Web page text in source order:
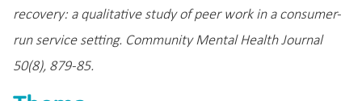
recovery: a qualitative study of peer work in a consumer-
run service setting. Community Mental Health Journal
50(8), 879-85.